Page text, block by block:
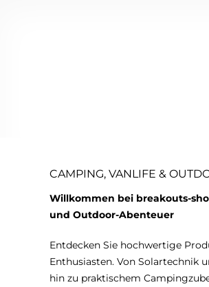
CAMPING, VANLIFE &
Willkommen bei breakouts-
und Outdoor-Abenteuer
Entdecken Sie hochwertige
Enthusiasten. Von Solartechnik
hin zu praktischem